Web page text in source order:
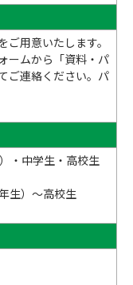
用意いたします。
ームから「資料・パ
ご連絡ください。パ
・中学生・高校生
生）～高校生